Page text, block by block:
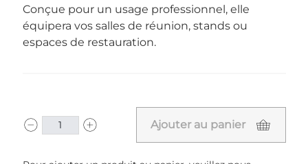
Conçue pour un usage professionnel, elle
équipera vos salles de réunion, stands ou
espaces de restauration.
Ajouter au panier